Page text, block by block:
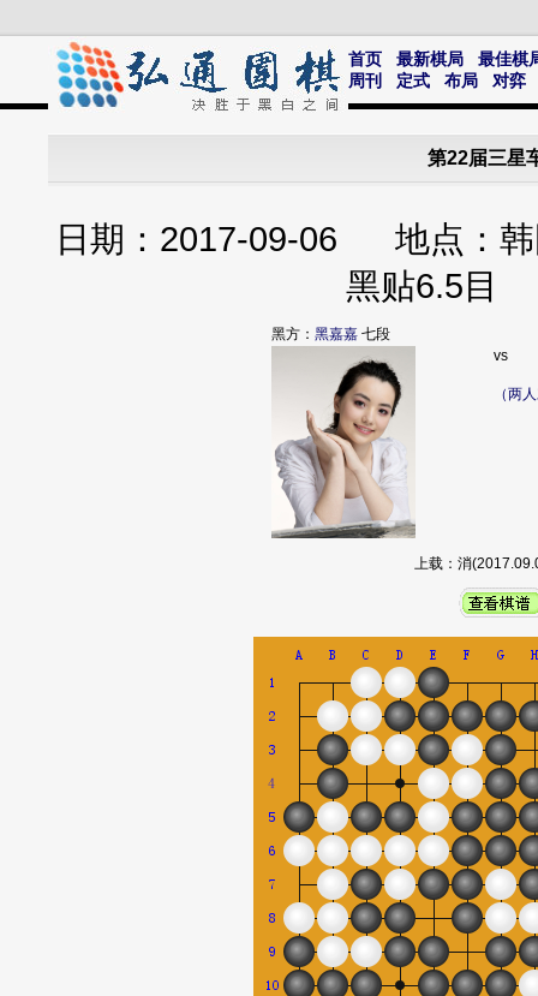
首页 最新棋局
最佳棋
周刊
定式 布局 对弈
第22届三星
日期：2017-09-06 地点：
黑贴6.5
黑方： 黑嘉嘉 七段
vs
（两
上载：消